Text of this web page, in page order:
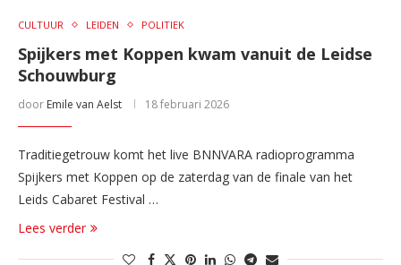
CULTUUR LEIDEN POLITIEK
Spijkers met Koppen kwam vanuit de Leidse
Schouwburg
door Emile van Aelst 18 februari 2026
Traditiegetrouw komt het live BNNVARA radioprogramma
Spijkers met Koppen op de zaterdag van de finale van het
Leids Cabaret Festival …
Lees verder